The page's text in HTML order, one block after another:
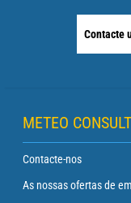
Contacte
METEO CONSULT
Contacte-nos
As nossas ofertas de